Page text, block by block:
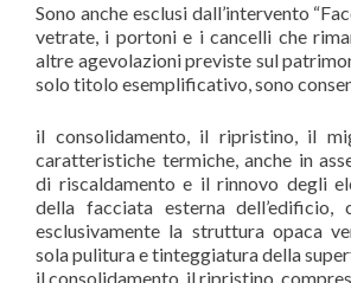
Sono anche esclusi dall’intervento
vetrate, i portoni e i cancelli che
altre agevolazioni previste sul
solo titolo esemplificativo, sono
il consolidamento, il ripristino, il
caratteristiche termiche, anche in
di riscaldamento e il rinnovo degli
della facciata esterna dell’edificio,
esclusivamente la struttura opaca
sola pulitura e tinteggiatura della
il consolidamento, il ripristino,